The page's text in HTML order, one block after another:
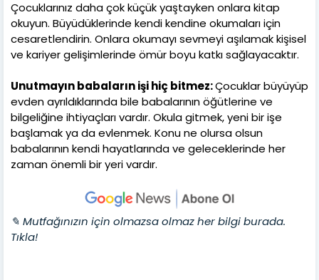
Çocuklarınız daha çok küçük yaştayken onlara kitap
okuyun. Büyüdüklerinde kendi kendine okumaları için
cesaretlendirin. Onlara okumayı sevmeyi aşılamak kişisel
ve kariyer gelişimlerinde ömür boyu katkı sağlayacaktır.
Unutmayın babaların işi hiç bitmez:Çocuklar büyüyüp
evden ayrıldıklarında bile babalarının öğütlerine ve
bilgeliğine ihtiyaçları vardır. Okula gitmek, yeni bir işe
başlamak ya da evlenmek. Konu ne olursa olsun
babalarının kendi hayatlarında ve geleceklerinde her
zaman önemli bir yeri vardır.
✎ Mutfağınızın için olmazsa olmaz her bilgi burada.
Tıkla!